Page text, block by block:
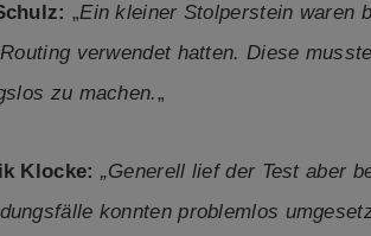
„Ein kleiner Stolperstein waren
verwendet hatten. Diese
zu machen.„
Klocke: „Generell lief der Test aber
konnten problemlos